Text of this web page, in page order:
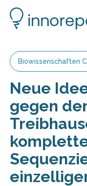
Biowissenschaften
Neue
gegen